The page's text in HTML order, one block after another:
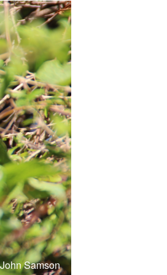
Samson